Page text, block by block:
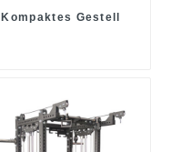
Kompaktes Gestell